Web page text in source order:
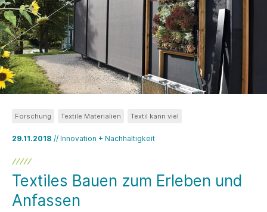
29.11.2018 // Innovation + Nachhaltigkeit
Forschung Textile Materialien Textil kann viel
Textiles Bauen zum Erleben und
Anfassen